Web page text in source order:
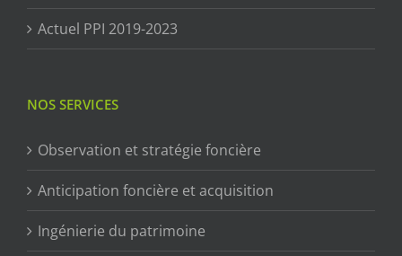
Actuel PPI 2019-2023
NOS SERVICES
Observation et stratégie foncière
Anticipation foncière et acquisition
Ingénierie du patrimoine